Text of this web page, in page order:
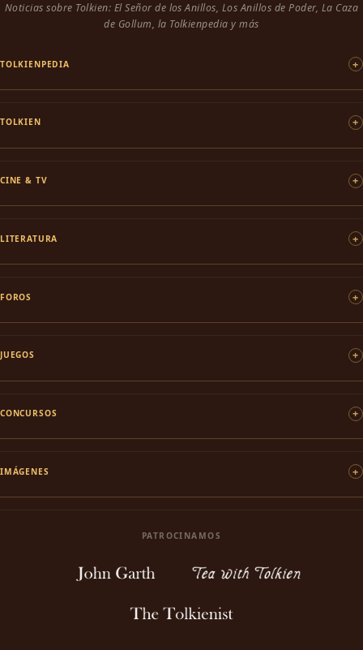
Noticias sobre Tolkien: El Señor de los Anillos, Los Anillos de Poder, La Caza
de Gollum, la Tolkienpedia y más
TOLKIENPEDIA
TOLKIEN
CINE & TV
LITERATURA
FOROS
JUEGOS
CONCURSOS
IMÁGENES
PATROCINAMOS